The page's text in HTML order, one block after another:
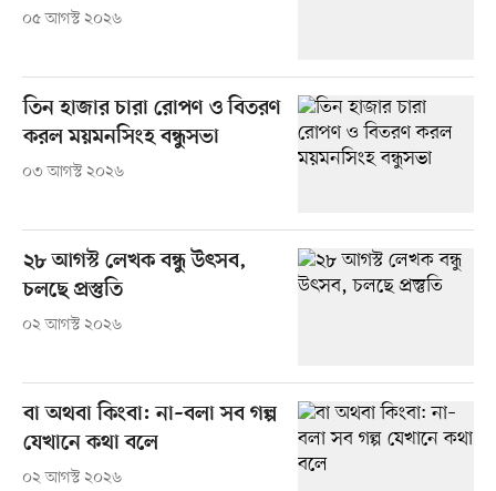
০৫ আগস্ট ২০২৬
তিন হাজার চারা রোপণ ও বিতরণ
করল ময়মনসিংহ বন্ধুসভা
০৩ আগস্ট ২০২৬
২৮ আগস্ট লেখক বন্ধু উৎসব,
চলছে প্রস্তুতি
০২ আগস্ট ২০২৬
বা অথবা কিংবা: না–বলা সব গল্প
যেখানে কথা বলে
০২ আগস্ট ২০২৬